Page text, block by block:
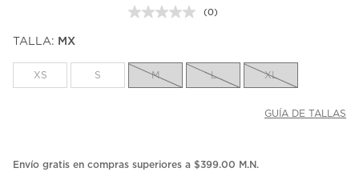
Sin
la
misma
(0)
TALLA: MX
XS S M L XL
GUÍA DE TALLAS
Envío gratis en compras superiores a $399.00 M.N.